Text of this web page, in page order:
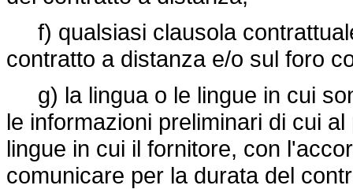
f) qualsiasi clausola
contratto a distanza e/o sul foro
g) la lingua o le lingue in cui
le informazioni preliminari di cui
lingue in cui il fornitore, con
comunicare per la durata del